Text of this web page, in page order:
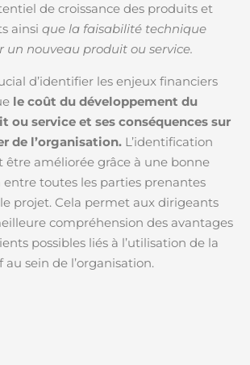
de croissance des produits et
ainsi que la faisabilité technique
un nouveau produit ou service.
d’identifier les enjeux financiers
le coût du développement du
ou service et ses conséquences sur
de l’organisation. L’identification
être améliorée grâce à une bonne
toutes les parties prenantes
projet. Cela permet aux dirigeants
compréhension des avantages
possibles liés à l’utilisation de la
au sein de l’organisation.